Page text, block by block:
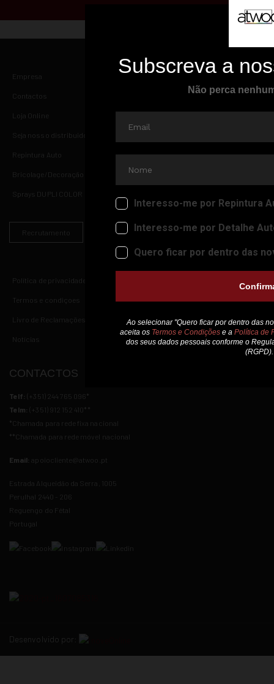
Empresa
Contactos
Loja Online
Seja nosso distribuidor
Repintura Auto
Bricolage/Decoração
Sprays DUPLI COLOR
Recrutamento
Política de privacidade
Termos e condiçoes
Livro de Reclamações
Notícias
CONTACTOS
Telf:
(+351) 244 765 096*
Telm:
(+351) 912 152 410 **
*Chamada para rede fixa nacional
**Chamada para rede móvel nacional
Email: apoiocliente@atwoo.pt
Estrada Alqueidão da Serra, 1005
Perulhal 2440 - 206
Reguengo do Fétal
Portugal
Desenvolvido por: